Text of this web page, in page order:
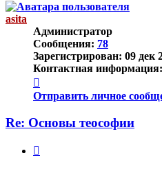
началу
asita
Администратор
Сообщения: 78
Зарегистрирован: 09 дек
Контактная информация:
информация
пользователя
Отправить личное
Re: Основы теософии